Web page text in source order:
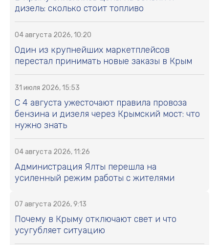
дизель: сколько стоит топливо
04 августа 2026, 10:20
Один из крупнейших маркетплейсов
перестал принимать новые заказы в Крым
31 июля 2026, 15:53
С 4 августа ужесточают правила провоза
бензина и дизеля через Крымский мост: что
нужно знать
04 августа 2026, 11:26
Администрация Ялты перешла на
усиленный режим работы с жителями
07 августа 2026, 9:13
Почему в Крыму отключают свет и что
усугубляет ситуацию